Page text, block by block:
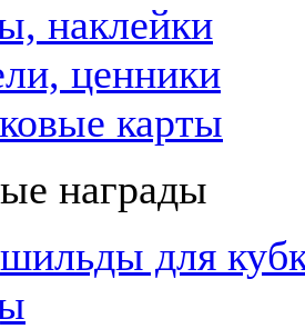
наклейки
ценники
карты
награды
для